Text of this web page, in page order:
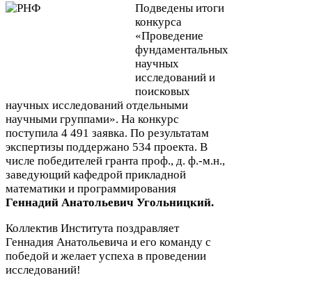
Подведены итоги
конкурса
«Проведение
фундаментальных
научных
исследований и
поисковых
научных исследований отдельными
научными группами». На конкурс
поступила 4 491 заявка. По результатам
экспертизы поддержано 534 проекта. В
числе победителей гранта проф., д. ф.-м.н.,
заведующий кафедрой прикладной
математики и программирования
Геннадий Анатольевич Угольницкий.
Коллектив Института поздравляет
Геннадия Анатольевича и его команду с
победой и желает успеха в проведении
исследований!